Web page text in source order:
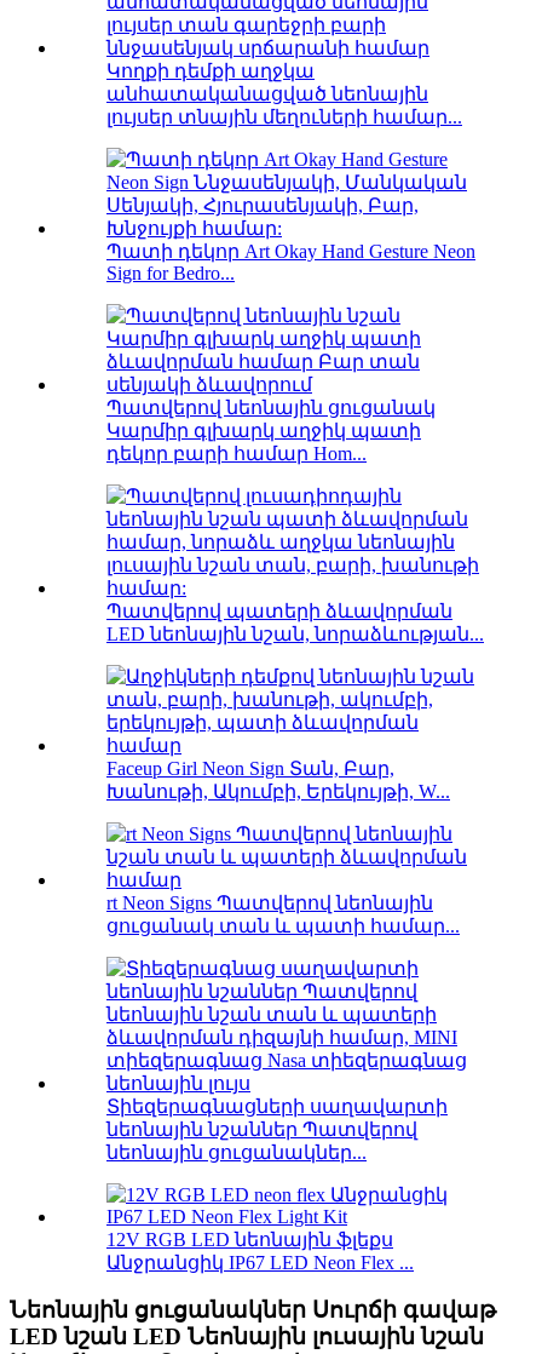
Կողքի դեմքի աղջկա
անհատականացված նեոնային
լույսեր տնային մեղուների համար...
Պատի դեկոր Art Okay Hand Gesture Neon
Sign for Bedro...
Պատվերով նեոնային ցուցանակ
Կարմիր գլխարկ աղջիկ պատի
դեկոր բարի համար Hom...
Պատվերով պատերի ձևավորման
LED նեոնային նշան, նորաձևության...
Faceup Girl Neon Sign Տան, Բար,
Խանութի, Ակումբի, Երեկույթի, W...
rt Neon Signs Պատվերով նեոնային
ցուցանակ տան և պատի համար...
Տիեզերագնացների սաղավարտի
նեոնային նշաններ Պատվերով
նեոնային ցուցանակներ...
12V RGB LED նեոնային ֆլեքս
Անջրանցիկ IP67 LED Neon Flex ...
Նեոնային ցուցանակներ Սուրճի գավաթ
LED նշան LED Նեոնային լուսային նշան